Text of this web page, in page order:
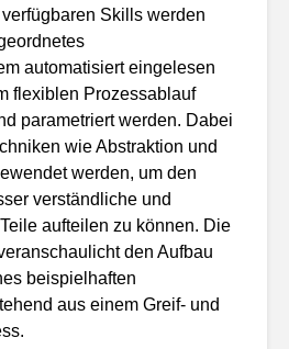
Skills werden
automatisiert eingelesen
flexiblen Prozessablauf
parametriert werden. Dabei
wie Abstraktion und
werden, um den
verständliche und
aufteilen zu können. Die
den Aufbau
beispielhaften
aus einem Greif- und